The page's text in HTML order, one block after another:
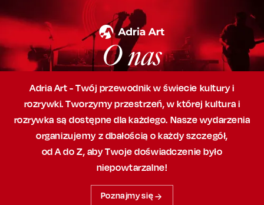
O nas
Adria Art - Twój przewodnik w świecie kultury i
rozrywki. Tworzymy przestrzeń,w której kultura i
rozrywka są dostępne dla każdego. Nasze wydarzenia
organizujemy z dbałością o każdy szczegół,
od A do Z, abyTwoje doświadczenie było
niepowtarzalne!
Poznajmy się